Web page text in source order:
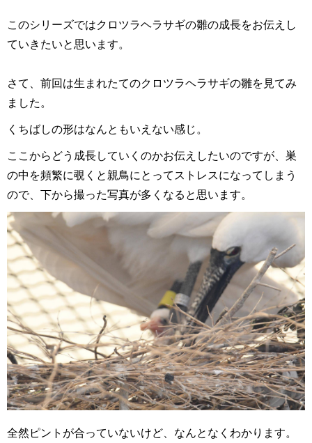
このシリーズではクロツラヘラサギの雛の成長をお伝えし
ていきたいと思います。
さて、前回は生まれたてのクロツラヘラサギの雛を見てみ
ました。
くちばしの形はなんともいえない感じ。
ここからどう成長していくのかお伝えしたいのですが、巣
の中を頻繁に覗くと親鳥にとってストレスになってしまう
ので、下から撮った写真が多くなると思います。
全然ピントが合っていないけど、なんとなくわかります。